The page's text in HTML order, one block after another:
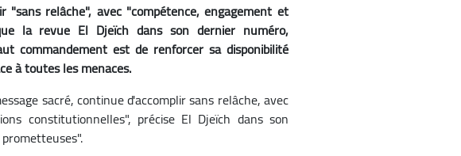
"sans relâche", avec "compétence, engagement et
la revue El Djeïch dans son dernier numéro,
commandement est de renforcer sa disponibilité
à toutes les menaces.
sacré, continue d'accomplir sans relâche, avec
constitutionnelles", précise El Djeïch dans son